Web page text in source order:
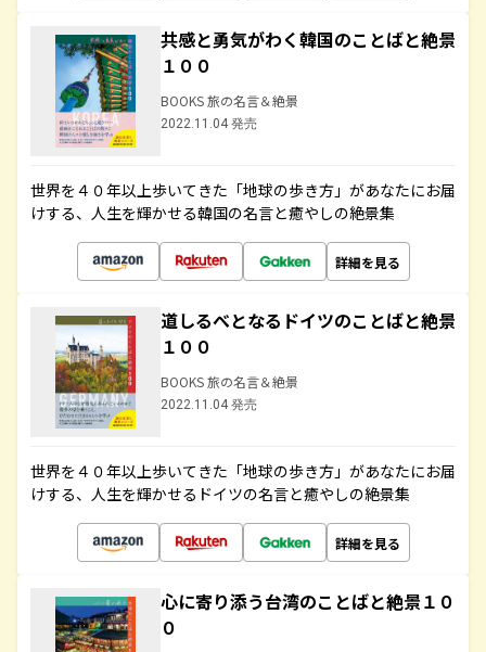
共感と勇気がわく韓国のことばと絶景
１００
BOOKS 旅の名言＆絶景
2022.11.04 発売
世界を４０年以上歩いてきた「地球の歩き方」があなたにお届
けする、人生を輝かせる韓国の名言と癒やしの絶景集
詳細を見る
道しるべとなるドイツのことばと絶景
１００
BOOKS 旅の名言＆絶景
2022.11.04 発売
世界を４０年以上歩いてきた「地球の歩き方」があなたにお届
けする、人生を輝かせるドイツの名言と癒やしの絶景集
詳細を見る
心に寄り添う台湾のことばと絶景１０
０